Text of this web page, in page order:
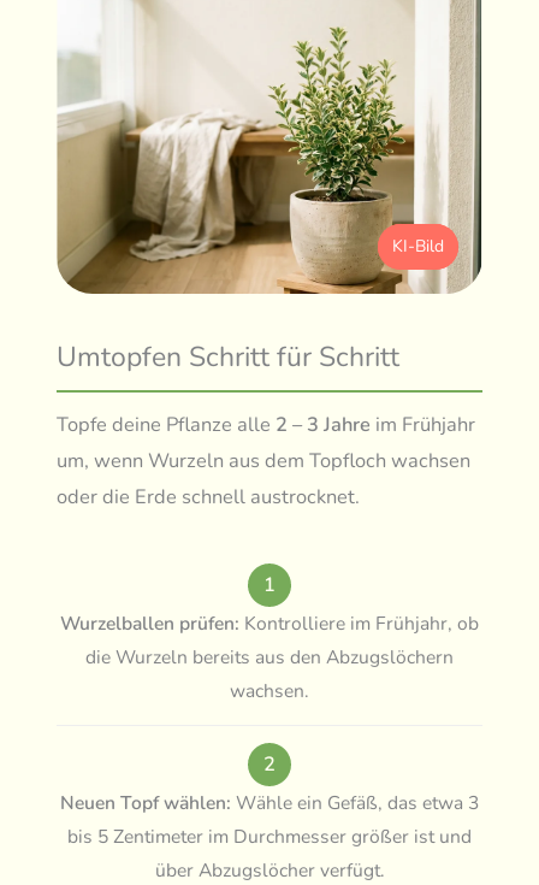
KI-Bild
Umtopfen Schritt für Schritt
Topfe deine Pflanze alle 2 – 3 Jahre im Frühjahr
um, wenn Wurzeln aus dem Topfloch wachsen
oder die Erde schnell austrocknet.
1
Wurzelballen prüfen: Kontrolliere im Frühjahr, ob
die Wurzeln bereits aus den Abzugslöchern
wachsen.
2
Neuen Topf wählen: Wähle ein Gefäß, das etwa 3
bis 5 Zentimeter im Durchmesser größer ist und
über Abzugslöcher verfügt.